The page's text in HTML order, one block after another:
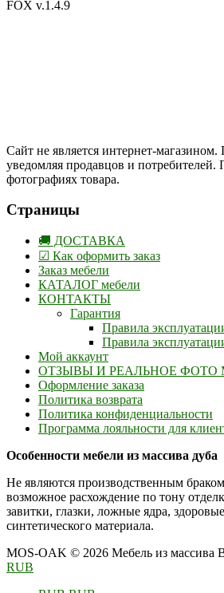
FOX v.1.4.9
Сайт не является интернет-
уведомляя продавцов и
фотографиях товара.
Страницы
🚚 ДОСТАВКА
☑ Как оформить заказ
Заказ мебели
КАТАЛОГ мебели
КОНТАКТЫ
Гарантия
Правила
Правила
Мой аккаунт
ОТЗЫВЫ И РЕАЛЬНОЕ ФОТО
Оформление заказа
Политика возврата
Политика конфиденциальности
Программа лояльности для
Особенности мебели из массива дуба
Не являются производственным
возможное расхождение по тону
завитки, глазки, ложные ядра,
синтетического материала.
MOS-OAK © 2026 Мебель из массива
RUB